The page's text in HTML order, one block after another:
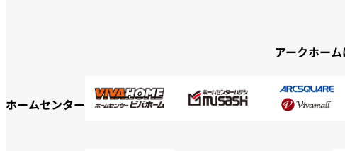
アークホーム
ホームセンター